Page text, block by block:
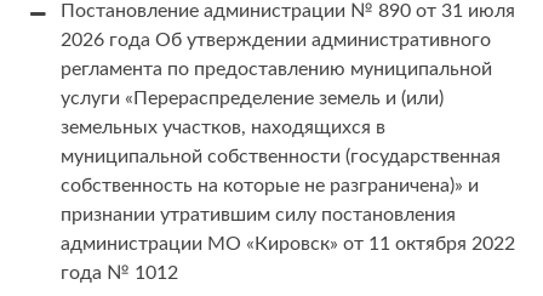
Постановление администрации № 890 от 31 июля
2026 года Об утверждении административного
регламента по предоставлению муниципальной
услуги «Перераспределение земель и (или)
земельных участков, находящихся в
муниципальной собственности (государственная
собственность на которые не разграничена)» и
признании утратившим силу постановления
администрации МО «Кировск» от 11 октября 2022
года № 1012